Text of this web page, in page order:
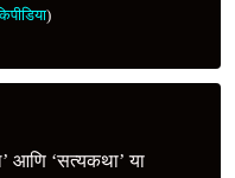
)
आणि ‘सत्यकथा’ या